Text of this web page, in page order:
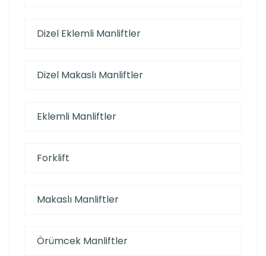
Dizel Eklemli Manliftler
Dizel Makaslı Manliftler
Eklemli Manliftler
Forklift
Makaslı Manliftler
Örümcek Manliftler